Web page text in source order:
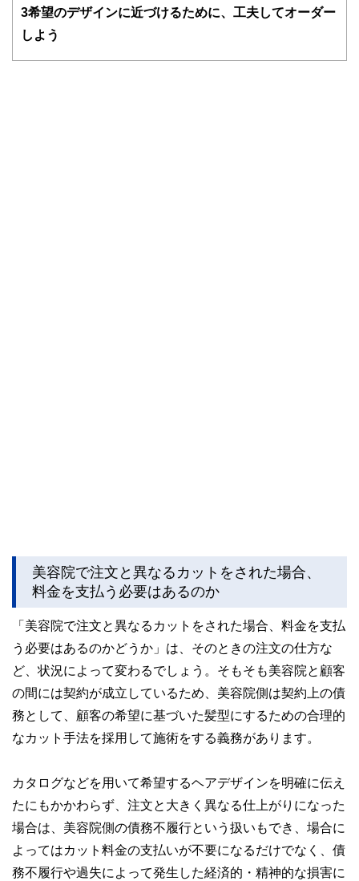
ドバイザー、DCプランナー、公認会計士、社会保険労務
3希望のデザインに近づけるために、工夫してオーダー
しよう
美容院で注文と異なるカットをされた場合、
料金を支払う必要はあるのか
「美容院で注文と異なるカットをされた場合、料金を支払
う必要はあるのかどうか」は、そのときの注文の仕方な
ど、状況によって変わるでしょう。そもそも美容院と顧客
の間には契約が成立しているため、美容院側は契約上の債
務として、顧客の希望に基づいた髪型にするための合理的
なカット手法を採用して施術をする義務があります。
カタログなどを用いて希望するヘアデザインを明確に伝え
たにもかかわらず、注文と大きく異なる仕上がりになった
場合は、美容院側の債務不履行という扱いもでき、場合に
よってはカット料金の支払いが不要になるだけでなく、債
務不履行や過失によって発生した経済的・精神的な損害に